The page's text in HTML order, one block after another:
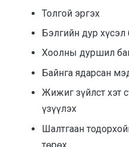
Толгой эргэх
Бэлгийн дур хүсэл
Хоолны дуршил
Байнга ядарсан
Жижиг зүйлст хэт
үзүүлэх
Шалтгаан
төрөх